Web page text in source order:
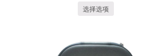
选择选项